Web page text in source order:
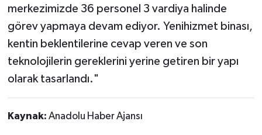
merkezimizde 36 personel 3 vardiya halinde
görev yapmaya devam ediyor. Yenihizmet binası,
kentin beklentilerine cevap veren ve son
teknolojilerin gereklerini yerine getiren bir yapı
olarak tasarlandı."
Kaynak: Anadolu Haber Ajansı